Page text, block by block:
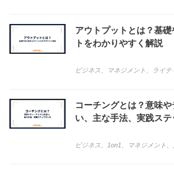
アウトプットとは？基
トをわかりやすく解説
ビジネス マネジメント ライテ
コーチングとは？意味
い、主な手法、実践ス
ビジネス 1on1 マネジメント